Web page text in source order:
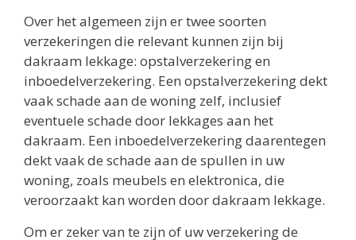
Over het algemeen zijn er twee soorten
verzekeringen die relevant kunnen zijn bij
dakraam lekkage: opstalverzekering en
inboedelverzekering. Een opstalverzekering dekt
vaak schade aan de woning zelf, inclusief
eventuele schade door lekkages aan het
dakraam. Een inboedelverzekering daarentegen
dekt vaak de schade aan de spullen in uw
woning, zoals meubels en elektronica, die
veroorzaakt kan worden door dakraam lekkage.
Om er zeker van te zijn of uw verzekering de